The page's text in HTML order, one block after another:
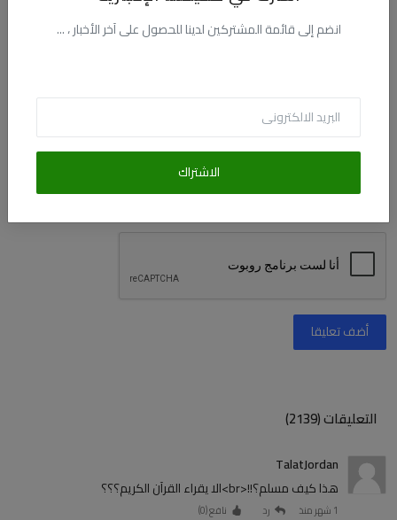
انضم إلى قائمة المشتركين لدينا للحصول على آخر الأخبار ، ...
الاشتراك
البريد الالكترونى
أضف تعليقا
التعليقات (2139)
TalatJordan
هذا كيف مسلم؟!!<br>الا يقراء القرآن الكريم؟؟؟
1 شهر منذ رد نافع (0
)